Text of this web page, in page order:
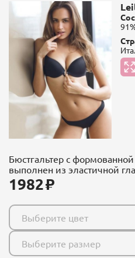
Бюстгальтер с
выполнен из эластичной
1982
Выберите цвет
Выберите размер